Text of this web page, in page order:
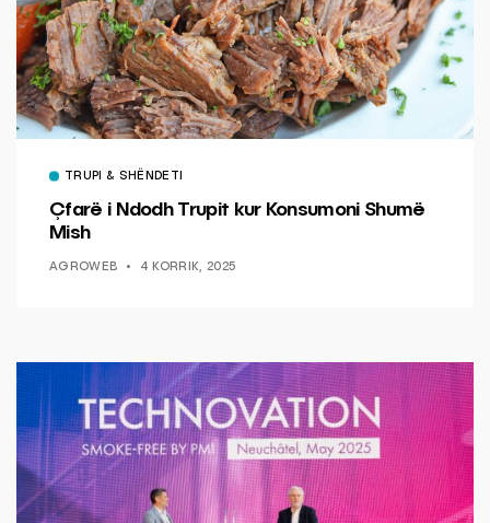
TRUPI & SHËNDETI
Çfarë i Ndodh Trupit kur Konsumoni Shumë
Mish
AGROWEB 4 KORRIK, 2025